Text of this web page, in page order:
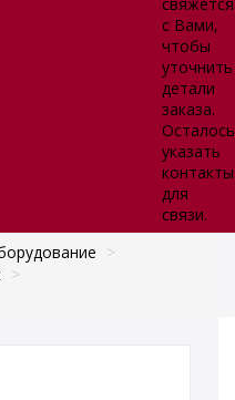
с Вами,
чтобы
уточнить
детали
заказа.
Осталось
указать
контакты
для
связи.
>
>